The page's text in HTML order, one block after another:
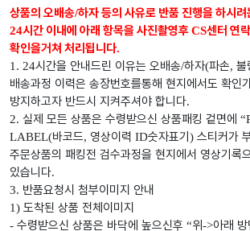
상품의 오배송/하자 등의 사유로 반품 진행을 하시
24시간 이내에 아래 항목을 사진촬영후CS센터 연
확인을거쳐 처리됩니다.
1. 24시간을 안내드린 이유는 오배송/하자(파손, 불
배송과정 이력은 송장번호를통해 현지에서도 확인
방지하고자 반드시 지켜주셔야 합니다.
2. 실제 모든 상품은 수령받으신 상품패킹 겉면에
LABEL(바코드, 영상이력 ID숫자표기 ) 스티커가
주문상품의 패킹전 검수과정을 현지에서 영상기록
있습니다.
3. 반품요청시 첨부이미지 안내
1) 도착된 상품 전체이미지
- 수령받으신 상품은 바닥에 높으신후 “위->아래